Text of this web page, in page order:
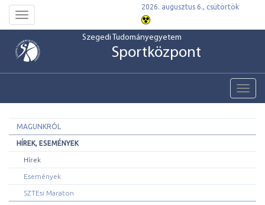
Toggle
navigation
2026. augusztus 6., csütörtök
Szegedi Tudományegyetem
Sportközpont
MAGUNKRÓL
HÍREK, ESEMÉNYEK
Hírek
Események
SZTEsi Maraton